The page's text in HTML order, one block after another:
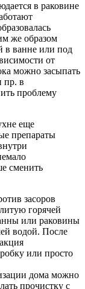
в раковине
же образом
в ванне или под
от
можно засыпать
пр. в
проблему
еще
препараты
сменить
засоров
горячей
или раковины
водой. После
или просто
дома можно
прочистку с